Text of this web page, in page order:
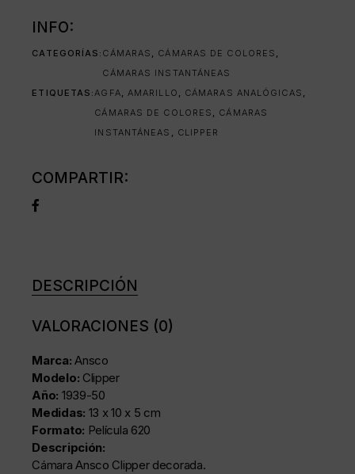
INFO:
CATEGORÍAS: CÁMARAS , CÁMARAS DE COLORES ,
CÁMARAS INSTANTÁNEAS
ETIQUETAS:AGFA, AMARILLO , CÁMARAS ANALÓGICAS ,
CÁMARAS DE COLORES , CÁMARAS
INSTANTÁNEAS , CLIPPER
COMPARTIR:
DESCRIPCIÓN
VALORACIONES (0)
Marca:Ansco
Modelo: Clipper
Año: 1939-50
Medidas: 13 x 10 x 5 cm
Formato: Película 620
Descripción:
Cámara Ansco Clipper decorada.